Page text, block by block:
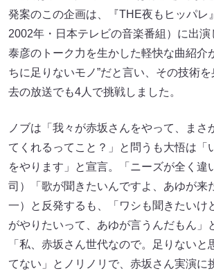
発案のこの企画は、『THE夜もヒッパレ
2002年・日本テレビの音楽番組）に出
泰彦のトーク力を生かした軽快な曲紹介
ちに足りないモノ”だと言い、その技術
去の放送でも4人で挑戦しました。
ノブは「我々が赤坂さんをやって、まさ
てくれるってこと？」と問うも大悟は「
をやります」と宣言。「ニーズが全く違
司）「歌が聞きたいんですよ、あゆが来
一）と反発するも、「ワシも聞きたいけ
がやりたいって、あゆが言うんだもん」
「私、赤坂さん世代なので。足りない
てない」とノリノリで、赤坂さん実演に